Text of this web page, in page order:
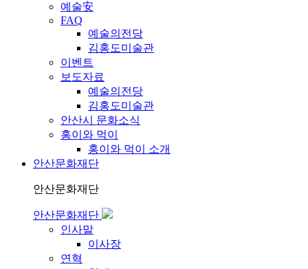
예술安
FAQ
예술의전당
김홍도미술관
이벤트
보도자료
예술의전당
김홍도미술관
안산시 문화소식
홍이와 먹이
홍이와 먹이 소개
안산문화재단
안산문화재단
안산문화재단
인사말
이사장
연혁